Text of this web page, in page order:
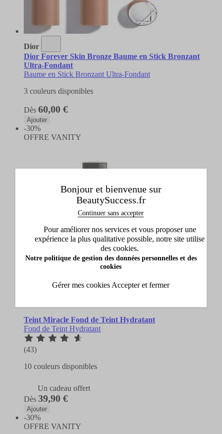
Dior
Dior Forever Skin Bronze Baume en Stick Bronzant
Ultra-Fondant
Baume en Stick Bronzant Ultra-Fondant
3 couleurs disponibles
Dès 60,00 €
Ajouter
-30%
OFFRE VANITY
Teint Miracle Fond de Teint Hydratant
Fond de Teint Hydratant
(43)
10 couleurs disponibles
Un cadeau offert
Dès 39,90 €
Ajouter
-30%
OFFRE VANITY
Bonjour et bienvenue sur
BeautySuccess.fr
Continuer sans accepter
Pour améliorer nos services et vous proposer une
expérience la plus qualitative possible, notre site utilise
des cookies.
Notre politique de gestion des données personnelles et des
cookies
Gérer mes cookies Accepter et fermer